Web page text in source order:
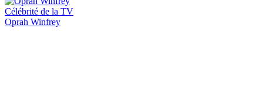
Célébrité de la TV
Oprah Winfrey